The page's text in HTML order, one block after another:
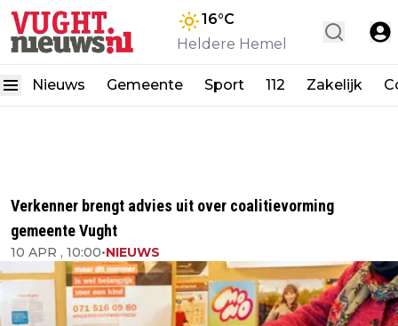
16°C
Heldere Hemel
Nieuws Gemeente Sport 112 Zakelijk
Verkenner brengt advies uit over coalitievorming
gemeente Vught
10 APR , 10:00•NIEUWS